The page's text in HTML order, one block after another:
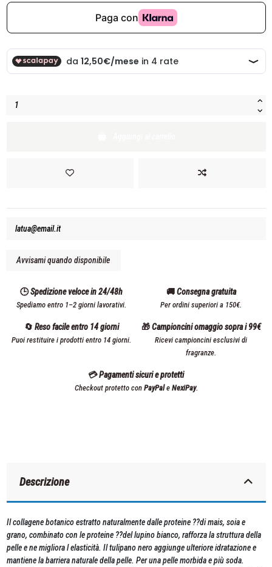
🕒 Spedizione veloce in 24/48h
Spediamo entro 1–2 giorni lavorativi.
🚚 Consegna gratuita
Per ordini superiori a 150€.
🔄 Reso facile entro 14 giorni
Puoi restituire i prodotti entro 14 giorni.
🎁 Campioncini omaggio sopra i 99€
Ricevi campioncini esclusivi di
fragranze.
💳 Pagamenti sicuri e protetti
Checkout protetto con PayPale NexiPay.
Descrizione
Il collagene botanico estratto naturalmente dalle proteine ??di mais, soia e
grano, combinato con le proteine ??del lupino bianco, rafforza la struttura della
pelle e ne migliora l elasticità. Il tulipano nero aggiunge ulteriore idratazione e
mantiene la barriera naturale della pelle. Per una pelle morbida e più soda.